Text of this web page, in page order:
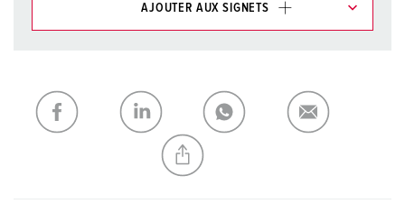
AJOUTER AUX SIGNETS
Ma liste AJOUTER
CRÉER UNE NOUVELLE LISTE